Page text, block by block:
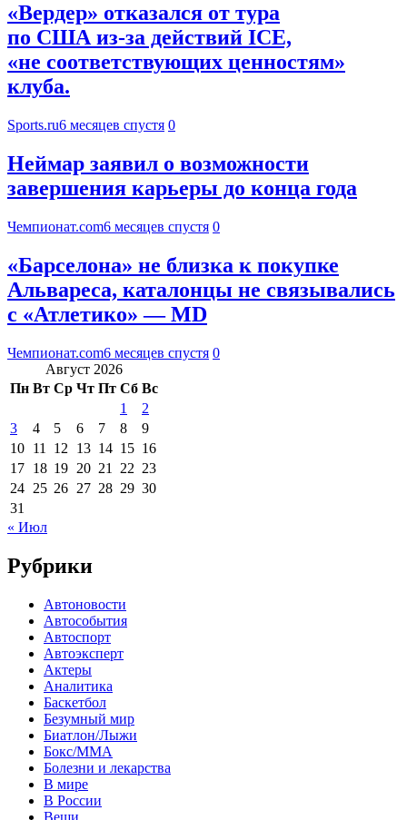
«Вердер» отказался от тура
по США из-за действий ICE,
«не соответствующих ценностям»
клуба.
Sports.ru6 месяцев спустя 0
Неймар заявил о возможности
завершения карьеры до конца года
Чемпионат.com6 месяцев спустя 0
«Барселона» не близка к покупке
Альвареса, каталонцы не связывались
с «Атлетико» — MD
Чемпионат.com6 месяцев спустя 0
Август 2026
Пн Вт Ср Чт Пт Сб Вс
1
2
3
4 5 6 7 8
9
10 11 12 13 14 15 16
17 18 19 20 21 22 23
24 25 26 27 28 29 30
31
« Июл
Рубрики
Автоновости
Автособытия
Автоспорт
Автоэксперт
Актеры
Аналитика
Баскетбол
Безумный мир
Биатлон/Лыжи
Бокс/MMA
Болезни и лекарства
В мире
В России
Вещи